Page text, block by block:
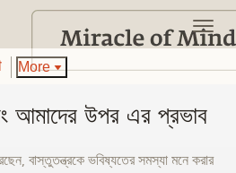
More
আমাদের উপর এর প্রভাব
বাস্তুতন্ত্রকে ভবিষ্যতের সমস্যা মনে করার